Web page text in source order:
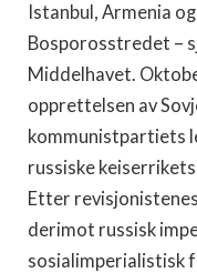
Istanbul, Armenia
Bosporosstredet –
Middelhavet.
opprettelsen av
kommunistpartiets
russiske
Etter
derimot russisk
sosialimperialistisk